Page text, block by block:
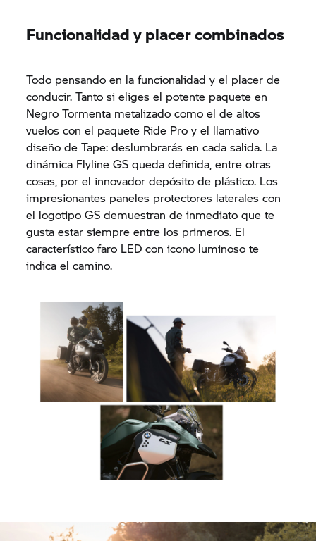
Funcionalidad y placer combinados
Todo pensando en la funcionalidad y el placer de
conducir. Tanto si eliges el potente paquete en
Negro Tormenta metalizado como el de altos
vuelos con el paquete Ride Pro y el llamativo
diseño de Tape: deslumbrarás en cada salida. La
dinámica Flyline GS queda definida, entre otras
cosas, por el innovador depósito de plástico. Los
impresionantes paneles protectores laterales con
el logotipo GS demuestran de inmediato que te
gusta estar siempre entre los primeros. El
característico faro LED con icono luminoso te
indica el camino.